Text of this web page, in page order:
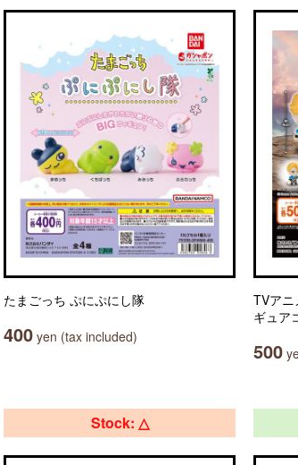
たまごっち ぷにぷにし隊
400 yen (tax included)
TVアニ
ギュア
500
Stock: △